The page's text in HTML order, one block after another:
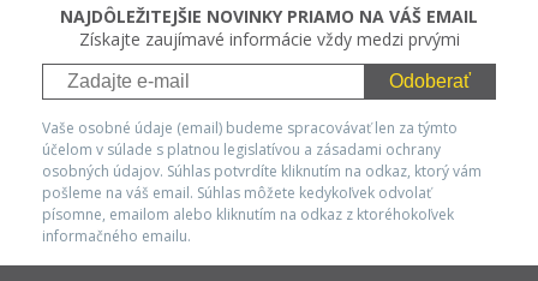
NAJDÔLEŽITEJŠIE NOVINKY PRIAMO NA VÁŠ EMAIL
Získajte zaujímavé informácie vždy medzi prvými
Odoberať
Vaše osobné údaje (email) budeme spracovávať len za týmto
účelom v súlade s platnou legislatívou a zásadami ochrany
osobných údajov. Súhlas potvrdíte kliknutím na odkaz, ktorý vám
pošleme na váš email. Súhlas môžete kedykoľvek odvolať
písomne, emailom alebo kliknutím na odkaz z ktoréhokoľvek
informačného emailu.